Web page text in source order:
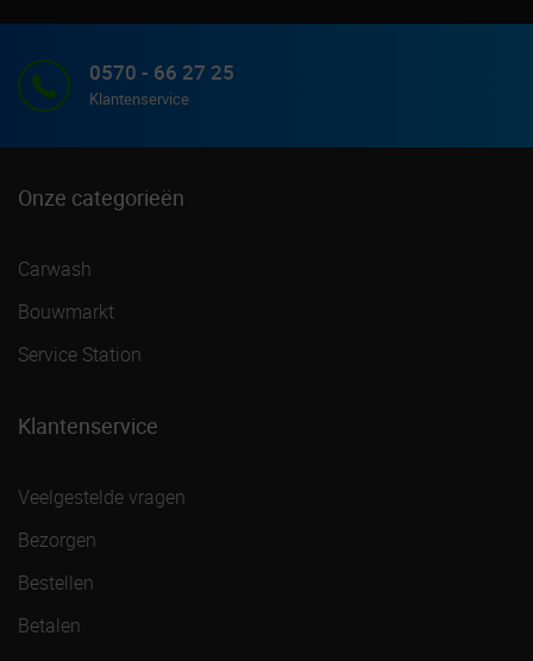
0570 - 66 27 25
Klantenservice
Onze categorieën
Carwash
Bouwmarkt
Service Station
Klantenservice
Veelgestelde vragen
Bezorgen
Bestellen
Betalen